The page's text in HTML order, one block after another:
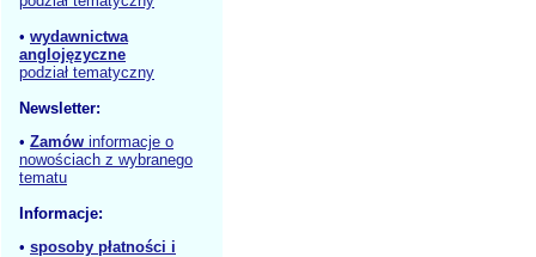
• wydawnictwa
anglojęzyczne
podział tematyczny
Newsletter:
• Zamów informacje o
nowościach z wybranego
tematu
Informacje:
• sposoby płatności i